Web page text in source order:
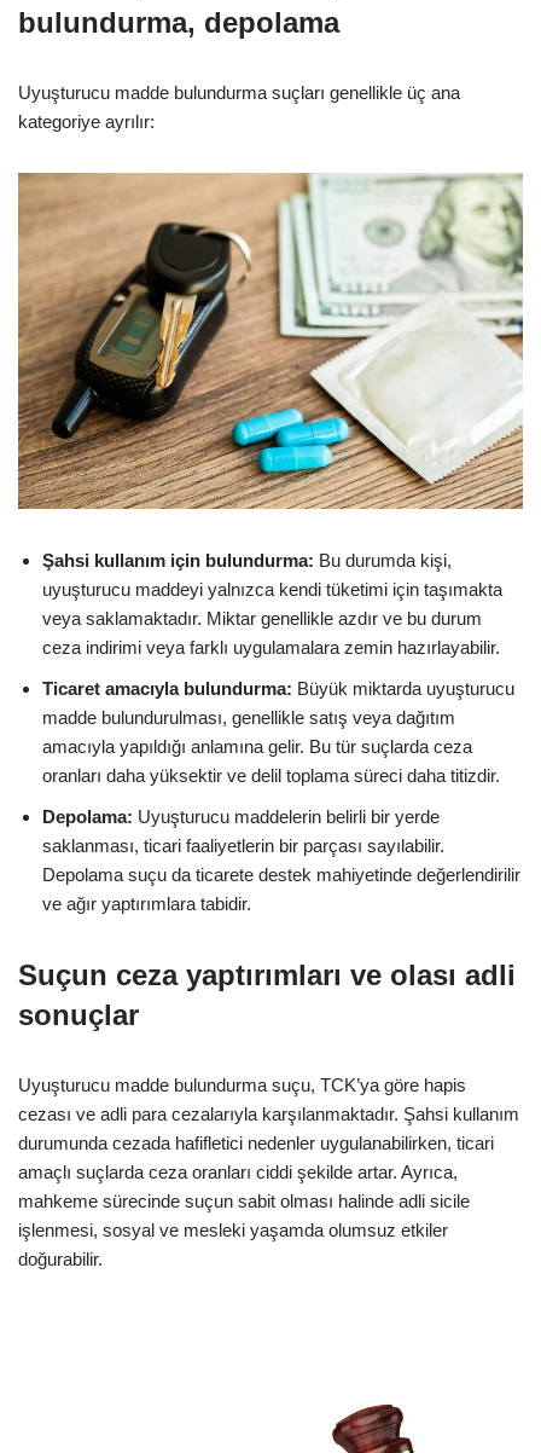
bulundurma, depolama
Uyuşturucu madde bulundurma suçları genellikle üç ana
kategoriye ayrılır:
Şahsi kullanım için bulundurma: Bu durumda kişi,
uyuşturucu maddeyi yalnızca kendi tüketimi için taşımakta
veya saklamaktadır. Miktar genellikle azdır ve bu durum
ceza indirimi veya farklı uygulamalara zemin hazırlayabilir.
Ticaret amacıyla bulundurma: Büyük miktarda uyuşturucu
madde bulundurulması, genellikle satış veya dağıtım
amacıyla yapıldığı anlamına gelir. Bu tür suçlarda ceza
oranları daha yüksektir ve delil toplama süreci daha titizdir.
Depolama: Uyuşturucu maddelerin belirli bir yerde
saklanması, ticari faaliyetlerin bir parçası sayılabilir.
Depolama suçu da ticarete destek mahiyetinde değerlendirilir
ve ağır yaptırımlara tabidir.
Suçun ceza yaptırımları ve olası adli
sonuçlar
Uyuşturucu madde bulundurma suçu, TCK’ya göre hapis
cezası ve adli para cezalarıyla karşılanmaktadır. Şahsi kullanım
durumunda cezada hafifletici nedenler uygulanabilirken, ticari
amaçlı suçlarda ceza oranları ciddi şekilde artar. Ayrıca,
mahkeme sürecinde suçun sabit olması halinde adli sicile
işlenmesi, sosyal ve mesleki yaşamda olumsuz etkiler
doğurabilir.